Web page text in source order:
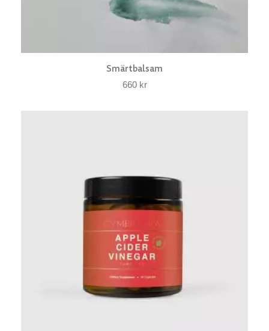
Smärtbalsam
660 kr